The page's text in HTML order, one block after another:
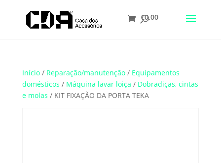
Translate
€0.00
Início/ Reparação/manutenção/ Equipamentos
domésticos / Máquina lavar loiça / Dobradiças, cintas
e molas / KIT FIXAÇÃO DA PORTA TEKA